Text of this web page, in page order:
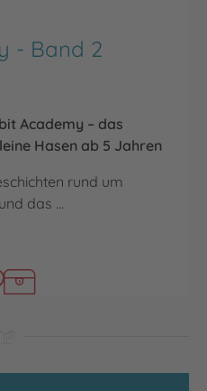
- Band 2
Academy – das
Hasen ab 5 Jahren
rund um
das …